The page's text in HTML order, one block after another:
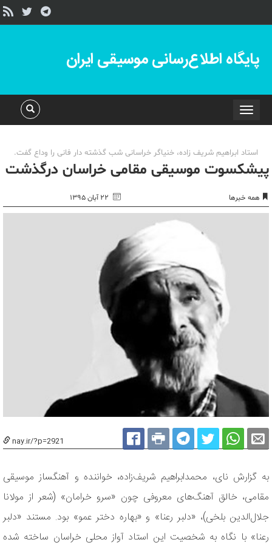
پایگاه اطلاع‌رسانی موسیقی ایران
Toggle
navigation
استاد ابراهیم شریف زاده، خنیاگر خراسانی شب گذشته دار فانی را وداع گفت.
پیشکسوت موسیقی مقامی خراسان درگذشت
همه خبرها ۲۲ آبان ۱۳۹۵
nay.ir/?p=2921
به گزارش نای، محمدابراهیم شریف‌زاده، خواننده و آهنگساز موسیقی
مقامی، خالق آهنگ‌های معروفی چون «سرو خرامان» (شعر از مولانا
جلال‌الدین بلخی)، «دلبر رعنا» و «بهاره دختر عمو» بود. مستند «دلبر
رعنا» با نگاه به شخصیت این استاد آواز محلی خراسان ساخته شده